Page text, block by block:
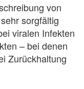
von
sorgfältig
viralen Infekten
– bei denen
Zurückhaltung